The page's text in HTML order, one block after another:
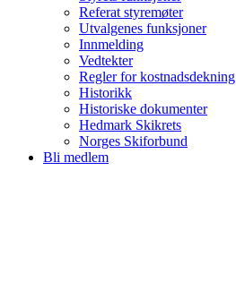
Referat styremøter
Utvalgenes funksjoner
Innmelding
Vedtekter
Regler for kostnadsdekning
Historikk
Historiske dokumenter
Hedmark Skikrets
Norges Skiforbund
Bli medlem